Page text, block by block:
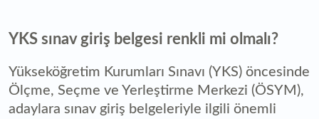
YKS sınav giriş belgesi renkli mi olmalı?
Yükseköğretim Kurumları Sınavı (YKS) öncesinde
Ölçme, Seçme ve Yerleştirme Merkezi (ÖSYM),
adaylara sınav giriş belgeleriyle ilgili önemli